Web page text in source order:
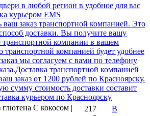
в любой регион в удобное для вас
курьером EMS
заказ транспортной компанией. Это
доставки. Вы получите вашу
транспортной компании в вашем
транспортной компанией будет удобнее
мы согласуем с вами по телефону
Доставка транспортной компанией
заказ от 1200 рублей по Красноярску.
сумму стоимость доставки составит
курьером по Красноярску
глютена С кокосом |
217
В